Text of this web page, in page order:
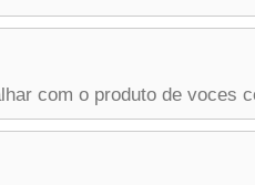
com o produto de voces